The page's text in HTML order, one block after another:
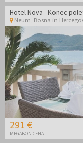
Neum Bosna in
291 €
MEGABON CENA